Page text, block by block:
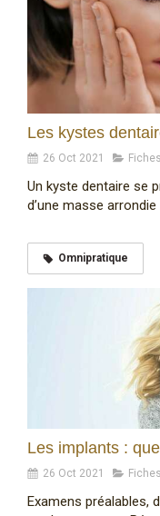
Les kystes
26 Oct 2021
Un kyste dentaire se
d’une masse
Omnipratique
Les implants :
26 Oct 2021
Examens préalables,